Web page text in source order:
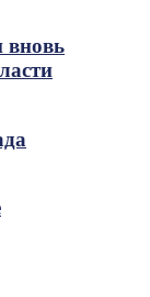
вновь